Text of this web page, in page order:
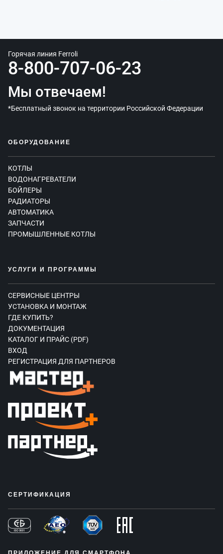
Горячая линия Ferroli
8-800-707-06-23
Мы отвечаем!
*Бесплатный звонок на территории Российской Федерации
ОБОРУДОВАНИЕ
КОТЛЫ
ВОДОНАГРЕВАТЕЛИ
БОЙЛЕРЫ
РАДИАТОРЫ
АВТОМАТИКА
ЗАПЧАСТИ
ПРОМЫШЛЕННЫЕ КОТЛЫ
УСЛУГИ И ПРОГРАММЫ
СЕРВИСНЫЕ ЦЕНТРЫ
УСТАНОВКА И МОНТАЖ
ГДЕ КУПИТЬ?
ДОКУМЕНТАЦИЯ
КАТАЛОГ И ПРАЙС (PDF)
ВХОД
РЕГИСТРАЦИЯ ДЛЯ ПАРТНЕРОВ
СЕРТИФИКАЦИЯ